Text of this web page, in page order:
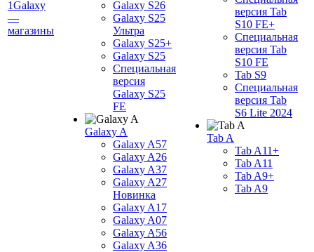
1Galaxy
—
магазины
Galaxy S26
Galaxy S25
Ультра
Galaxy S25+
Galaxy S25
Специальная
версия
Galaxy S25
FE
Galaxy A
Galaxy A57
Galaxy A26
Galaxy A37
Galaxy A27
Новинка
Galaxy A17
Galaxy A07
Galaxy A56
Galaxy A36
версия Tab
S10 FE+
Специальная
версия Tab
S10 FE
Tab S9
Специальная
версия Tab
S6 Lite 2024
Tab A
Tab A11+
Tab A11
Tab A9+
Tab A9